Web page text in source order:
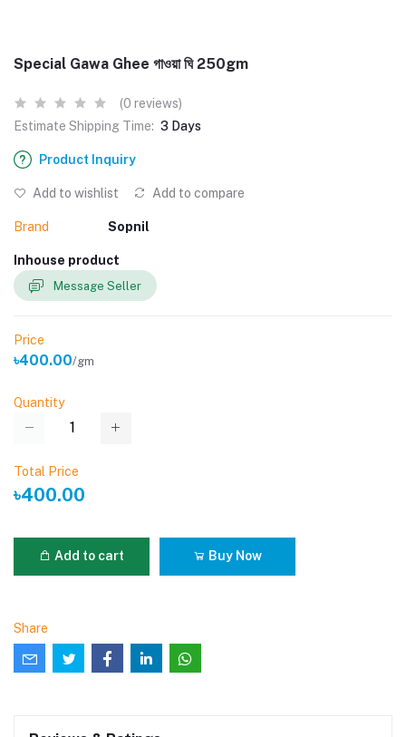
Special Gawa Ghee গাওয়া ঘি 250gm
(0 reviews)
Estimate Shipping Time: 3 Days
Product Inquiry
Add to wishlist Add to compare
Brand Sopnil
Inhouse product
Message Seller
Price
৳400.00/gm
Quantity
Total Price
৳400.00
Add to cart Buy Now
Share